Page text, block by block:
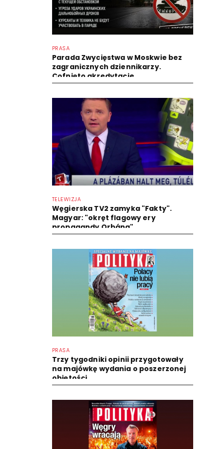
PRASA
Parada Zwycięstwa w Moskwie bez
zagranicznych dziennikarzy.
Cofnięto akredytacje
TELEWIZJA
Węgierska TV2 zamyka "Fakty".
Magyar: "okręt flagowy ery
propagandy Orbána"
PRASA
Trzy tygodniki opinii przygotowały
na majówkę wydania o poszerzonej
objętości